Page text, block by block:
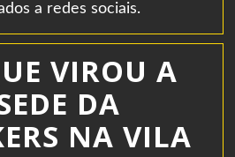
a redes sociais.
VIROU A
DA
NA VILA